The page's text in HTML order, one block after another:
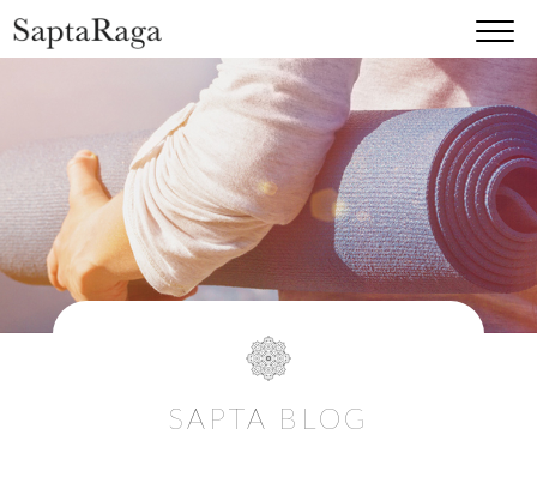
SAPTA BLOG